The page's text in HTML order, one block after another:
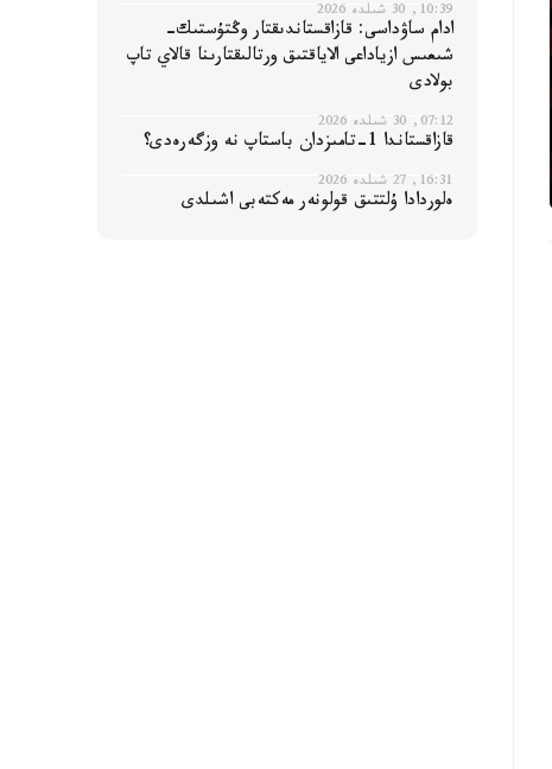
10:39, 30 شىلدە 2026
ادام ساۋداسى: قازاقستاندىقتار وڭتۇستىك-
شىعىس ازياداعى الاياقتىق ورتالىقتارىنا قالاي تاپ
بولادى
07:12, 30 شىلدە 2026
قازاقستاندا 1-تامىزدان باستاپ نە وزگەرەدى؟
16:31, 27 شىلدە 2026
ەلوردادا ۇلتتىق قولونەر مەكتەبى اشىلدى